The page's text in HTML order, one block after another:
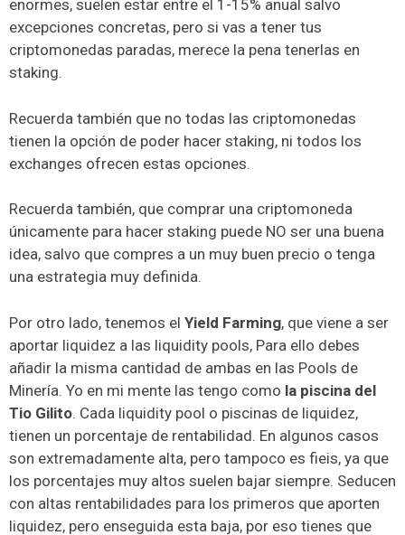
enormes, suelen estar entre el 1-15% anual salvo
excepciones concretas, pero si vas a tener tus
criptomonedas paradas, merece la pena tenerlas en
staking.
Recuerda también que no todas las criptomonedas
tienen la opción de poder hacer staking, ni todos los
exchanges ofrecen estas opciones.
Recuerda también, que comprar una criptomoneda
únicamente para hacer staking puede NO ser una buena
idea, salvo que compres a un muy buen precio o tenga
una estrategia muy definida.
Por otro lado, tenemos el Yield Farming, que viene a ser
aportar liquidez a las liquidity pools, Para ello debes
añadir la misma cantidad de ambas en las Pools de
Minería. Yo en mi mente las tengo como la piscina del
Tio Gilito. Cada liquidity pool o piscinas de liquidez,
tienen un porcentaje de rentabilidad. En algunos casos
son extremadamente alta, pero tampoco es fieis, ya que
los porcentajes muy altos suelen bajar siempre. Seducen
con altas rentabilidades para los primeros que aporten
liquidez, pero enseguida esta baja, por eso tienes que